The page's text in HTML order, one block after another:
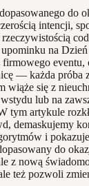
do
intencji,
na
firmowego eventu,
— każda próba
wiąże się z
lub na
tym artykule
demaskujemy
i
do
z nową
też pozwoli